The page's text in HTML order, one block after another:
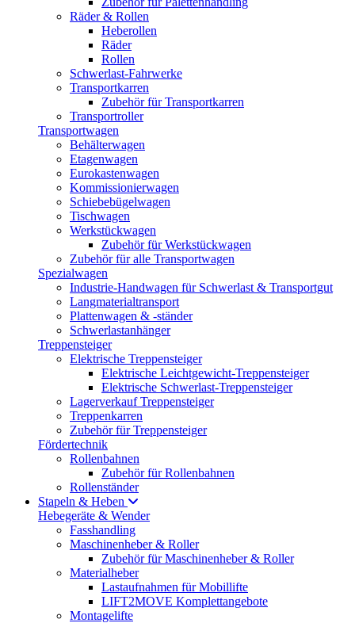
Räder & Rollen
Heberollen
Räder
Rollen
Schwerlast-Fahrwerke
Transportkarren
Zubehör für Transportkarren
Transportroller
Transportwagen
Behälterwagen
Etagenwagen
Eurokastenwagen
Kommissionierwagen
Schiebebügelwagen
Tischwagen
Werkstückwagen
Zubehör für Werkstückwagen
Zubehör für alle Transportwagen
Spezialwagen
Industrie-Handwagen für Schwerlast & Transportgut
Langmaterialtransport
Plattenwagen & -ständer
Schwerlastanhänger
Treppensteiger
Elektrische Treppensteiger
Elektrische Leichtgewicht-Treppensteiger
Elektrische Schwerlast-Treppensteiger
Lagerverkauf Treppensteiger
Treppenkarren
Zubehör für Treppensteiger
Fördertechnik
Rollenbahnen
Zubehör für Rollenbahnen
Rollenständer
Stapeln & Heben
Hebegeräte & Wender
Fasshandling
Maschinenheber & Roller
Zubehör für Maschinenheber & Roller
Materialheber
Lastaufnahmen für Mobillifte
LIFT2MOVE Komplettangebote
Montagelifte